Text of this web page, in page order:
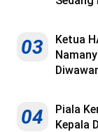
03
Ketua
04
Piala
Kepala